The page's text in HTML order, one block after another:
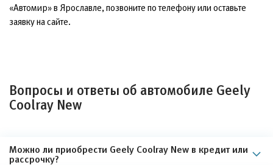
«Автомир» в Ярославле, позвоните по телефону или оставьте
заявку на сайте.
Вопросы и ответы об автомобиле Geely
Coolray New
Можно ли приобрести Geely Coolray New в кредит или
рассрочку?